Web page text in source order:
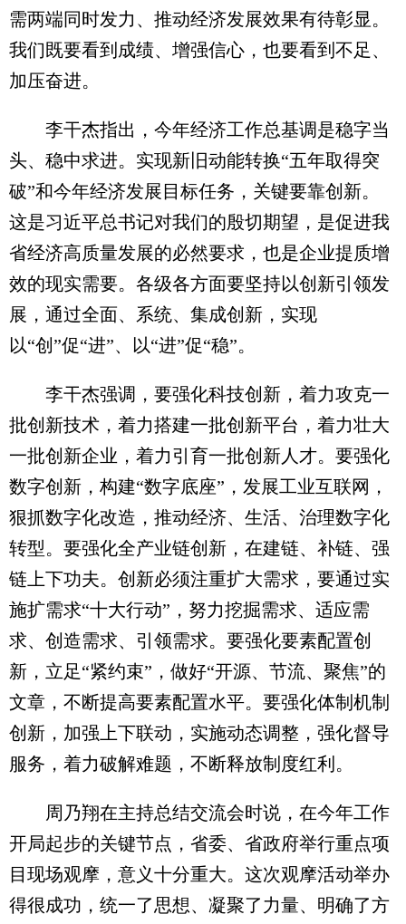
需两端同时发力、推动经济发展效果有待彰显。
我们既要看到成绩、增强信心，也要看到不足、
加压奋进。
李干杰指出，今年经济工作总基调是稳字当
头、稳中求进。实现新旧动能转换“五年取得突
破”和今年经济发展目标任务，关键要靠创新。
这是习近平总书记对我们的殷切期望，是促进我
省经济高质量发展的必然要求，也是企业提质增
效的现实需要。各级各方面要坚持以创新引领发
展，通过全面、系统、集成创新，实现
以“创”促“进”、以“进”促“稳”。
李干杰强调，要强化科技创新，着力攻克一
批创新技术，着力搭建一批创新平台，着力壮大
一批创新企业，着力引育一批创新人才。要强化
数字创新，构建“数字底座”，发展工业互联网，
狠抓数字化改造，推动经济、生活、治理数字化
转型。要强化全产业链创新，在建链、补链、强
链上下功夫。创新必须注重扩大需求，要通过实
施扩需求“十大行动”，努力挖掘需求、适应需
求、创造需求、引领需求。要强化要素配置创
新，立足“紧约束”，做好“开源、节流、聚焦”的
文章，不断提高要素配置水平。要强化体制机制
创新，加强上下联动，实施动态调整，强化督导
服务，着力破解难题，不断释放制度红利。
周乃翔在主持总结交流会时说，在今年工作
开局起步的关键节点，省委、省政府举行重点项
目现场观摩，意义十分重大。这次观摩活动举办
得很成功，统一了思想、凝聚了力量、明确了方